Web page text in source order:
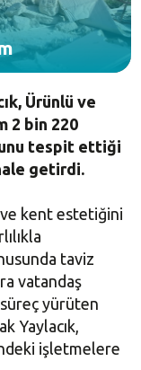
Ürünlü ve
2 bin 220
tespit ettiği
getirdi.
ve kent estetiğini
taviz
vatandaş
yürüten
Yaylacık,
işletmelere